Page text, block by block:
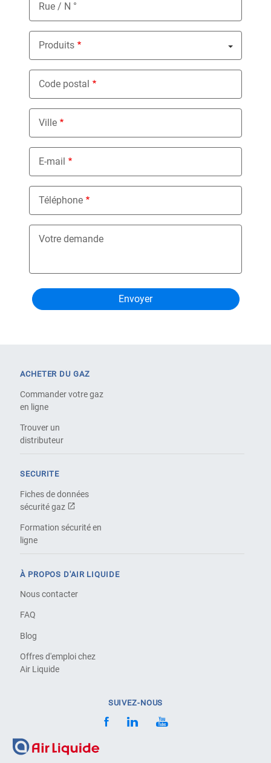
Rue / N °
Produits
Nothing selected
Code postal
Ville
E-mail
Téléphone
Votre demande
ACHETER DU GAZ
Commander votre gaz
en ligne
Trouver un
distributeur
SECURITE
Fiches de données
sécurité gaz
Formation sécurité en
ligne
À PROPOS D'AIR LIQUIDE
Nous contacter
FAQ
Blog
Offres d'emploi chez
Air Liquide
SUIVEZ-NOUS